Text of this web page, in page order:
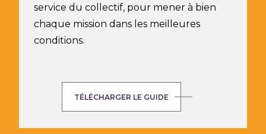
service du collectif, pour mener à bien
chaque mission dans les meilleures
conditions.
TÉLÉCHARGER LE GUIDE